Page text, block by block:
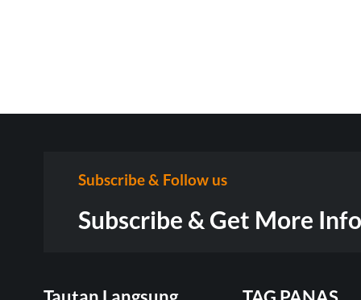
Subscribe & Follow us
Subscribe & Get More